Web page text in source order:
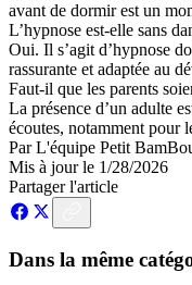
avant de dormir est un
L’hypnose est-elle sans
Oui. Il s’agit d’hypnose
rassurante et adaptée au
Faut-il que les parents
La présence d’un adulte
écoutes, notamment pour
ParL'équipe Petit
Mis à jour le 1/28/2026
Partager l'article
Dans la même